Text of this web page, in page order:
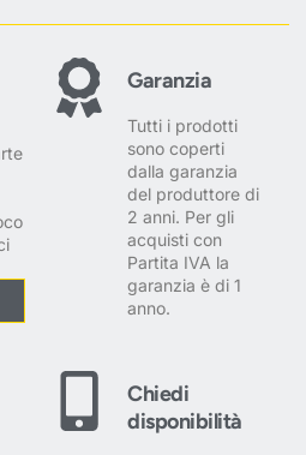
Garanzia
Tutti i prodotti
sono coperti
dalla garanzia
del produttore di
2 anni. Per gli
acquisti con
Partita IVA la
garanzia è di 1
anno.
Chiedi
disponibilità